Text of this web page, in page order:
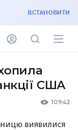
ВСТАНОВИТИ
США
10942
виявилися